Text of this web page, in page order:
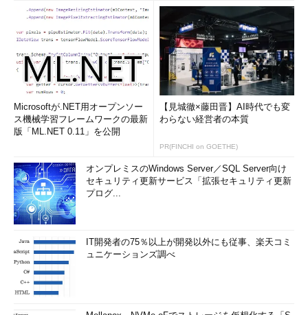
Microsoftが.NET用オープンソー
ス機械学習フレームワークの最新
版「ML.NET 0.11」を公開
【見城徹×藤田晋】AI時代でも変
わらない経営者の本質
PR(FINCHI on GOETHE)
オンプレミスのWindows Server／SQL Server向け
セキュリティ更新サービス「拡張セキュリティ更新
プログ...
IT開発者の75％以上が開発以外にも従事、楽天コミ
ュニケーションズ調べ